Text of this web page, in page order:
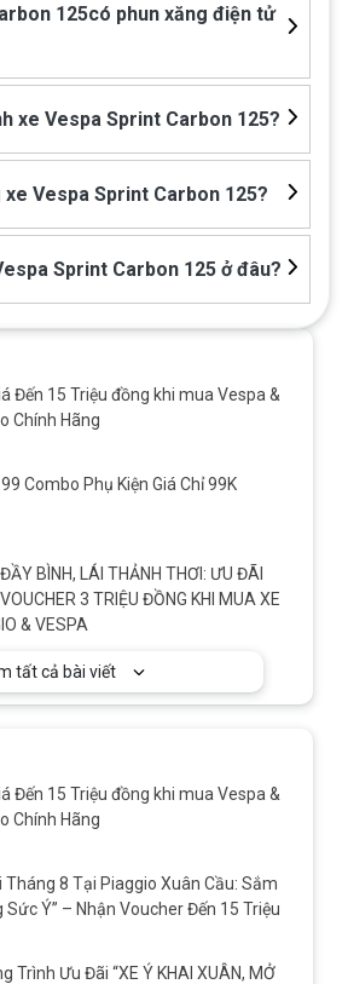
2,63 lít/ 100km
125có phun xăng điện tử
xe Vespa Sprint Carbon 125?
Vespa Sprint Carbon 125?
Sprint Carbon 125 ở đâu?
Đến 15 Triệu đồng khi mua Vespa &
Chính Hãng
99 Combo Phụ Kiện Giá Chỉ 99K
BÌNH, LÁI THẢNH THƠI: ƯU ĐÃI
3 TRIỆU ĐỒNG KHI MUA XE
& VESPA
tất cả bài viết
Đến 15 Triệu đồng khi mua Vespa &
Chính Hãng
Tháng 8 Tại Piaggio Xuân Cầu: Sắm
Sức Ý” – Nhận Voucher Đến 15 Triệu
Trình Ưu Đãi “XE Ý KHAI XUÂN, MỞ